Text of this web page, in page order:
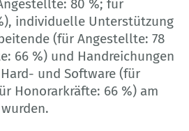
80 %; für
individuelle Unterstützung
(für Angestellte: 78
66 %) und Handreichungen
und Software (für
Honorarkräfte: 66 %) am